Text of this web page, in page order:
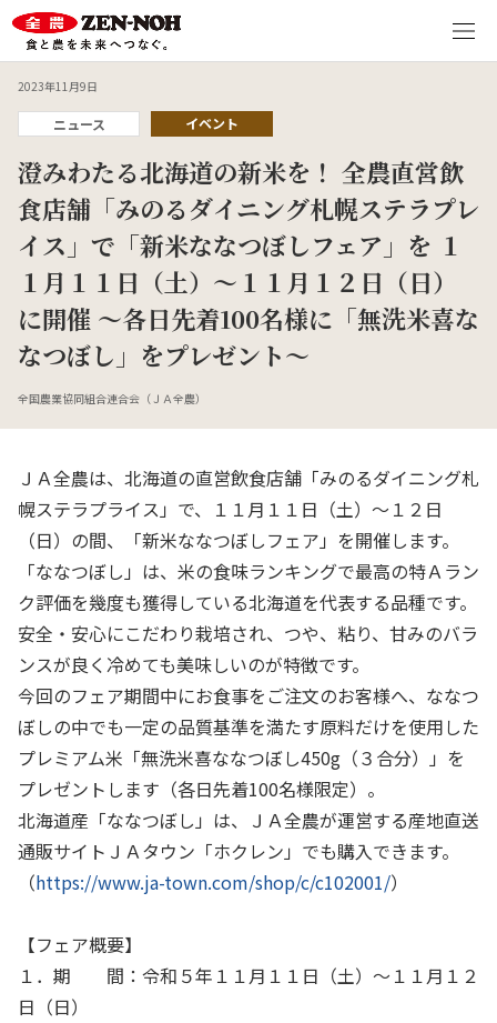
2023年11月9日
ニュース イベント
澄みわたる北海道の新米を！ 全農直営飲
食店舗「みのるダイニング札幌ステラプレ
イス」で「新米ななつぼしフェア」を １
１月１１日（土）～１１月１２日（日）
に開催 ～各日先着100名様に「無洗米喜な
なつぼし」をプレゼント～
全国農業協同組合連合会（ＪＡ全農）
ＪＡ全農は、北海道の直営飲食店舗「みのるダイニング札
幌ステラプライス」で、１１月１１日（土）～１２日
（日）の間、「新米ななつぼしフェア」を開催します。
「ななつぼし」は、米の食味ランキングで最高の特Ａラン
ク評価を幾度も獲得している北海道を代表する品種です。
安全・安心にこだわり栽培され、つや、粘り、甘みのバラ
ンスが良く冷めても美味しいのが特徴です。
今回のフェア期間中にお食事をご注文のお客様へ、ななつ
ぼしの中でも一定の品質基準を満たす原料だけを使用した
プレミアム米「無洗米喜ななつぼし450g （３合分）」を
プレゼントします（各日先着100名様限定）。
北海道産「ななつぼし」は、ＪＡ全農が運営する産地直送
通販サイトＪＡタウン「ホクレン」でも購入できます。
（https://www.ja-town.com/shop/c/c102001/）
【フェア概要】
１．期 間：令和５年１１月１１日（土）～１１月１２
日（日）